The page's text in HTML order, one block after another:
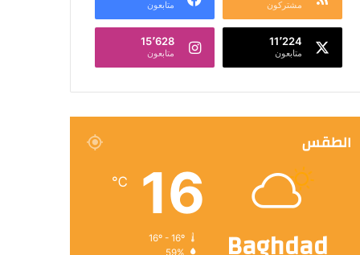
مشتركون متابعون
11٬224
متابعون
15٬628
متابعون
الطقس
16
℃
16º - 16º
59%